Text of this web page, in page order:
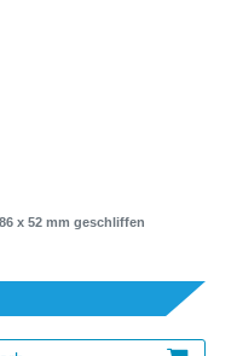
x 52 mm geschliffen